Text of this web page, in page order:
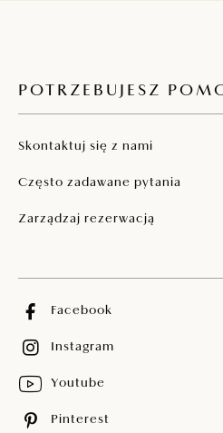
POTRZEBUJESZ
Skontaktuj się z nami
Często zadawane pytania
Zarządzaj rezerwacją
Facebook
Instagram
Youtube
Pinterest